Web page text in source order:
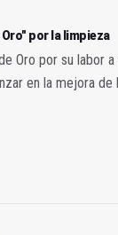
por la limpieza
Oro por su labor
en la mejora de